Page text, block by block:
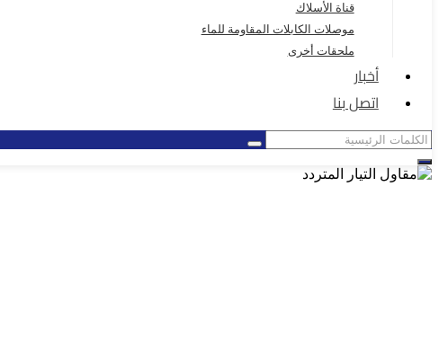
قناة الأسلاك
موصلات الكابلات المقاومة للماء
ملحقات أخرى
أخبار
اتصل بنا